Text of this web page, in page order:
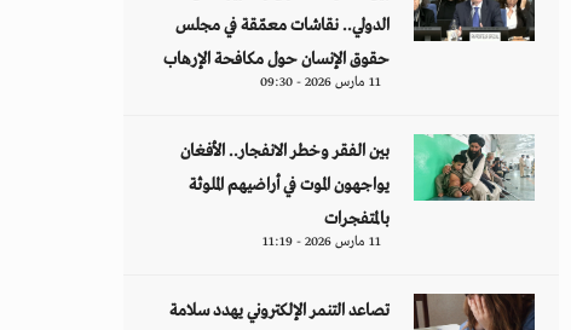
الدولي.. نقاشات معمّقة في مجلس
حقوق الإنسان حول مكافحة الإرهاب
11 مارس 2026 - 09:30
بين الفقر وخطر الانفجار.. الأفغان
يواجهون الموت في أراضيهم الملوثة
بالمتفجرات
11 مارس 2026 - 11:19
تصاعد التنمر الإلكتروني يهدد سلامة